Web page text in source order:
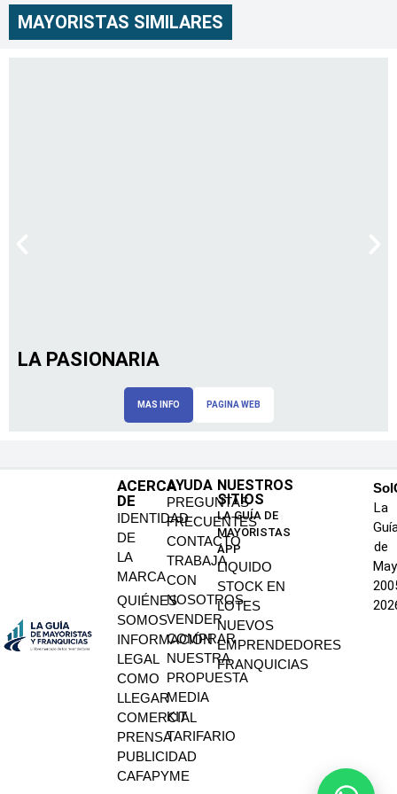
MAYORISTAS SIMILARES
LA PASIONARIA
MAS INFO PAGINA WEB
ACERCA
DE
IDENTIDAD
DE
LA
MARCA
QUIÉNES
SOMOS
INFORMACIÓN
LEGAL
COMO
LLEGAR
COMERCIAL
PRENSA
PUBLICIDAD
CAFAPYME
AYUDA
PREGUNTAS
FRECUENTES
CONTACTO
TRABAJA
CON
NOSOTROS
VENDER
COMPRAR
NUESTRA
PROPUESTA
MEDIA
KIT
TARIFARIO
NUESTROS
SITIOS
LA GUÍA DE
MAYORISTAS
APP
LIQUIDO
STOCK EN
LOTES
NUEVOS
EMPRENDEDORES
FRANQUICIAS
La
de